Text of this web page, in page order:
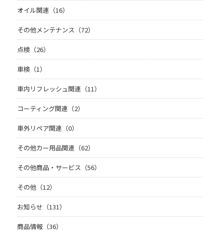
オイル関連（16）
その他メンテナンス（72）
点検（26）
車検（1）
車内リフレッシュ関連（11）
コーティング関連（2）
車外リペア関連（0）
その他カー用品関連（62）
その他商品・サービス（56）
その他（12）
お知らせ（131）
商品情報（36）